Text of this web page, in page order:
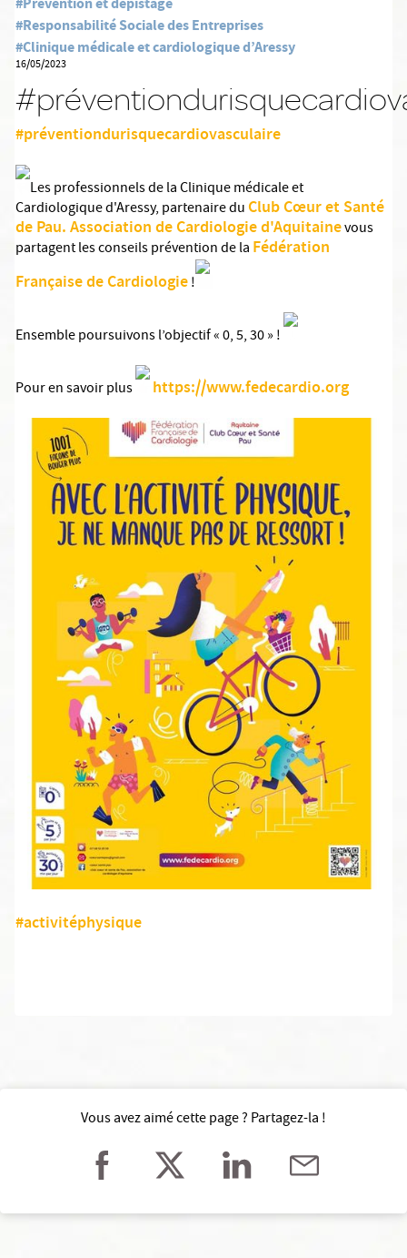
#Responsabilité Sociale des Entreprises
#Clinique médicale et cardiologique d’Aressy
16/05/2023
#préventiondurisquecardiovasculaire
Les professionnels de la Clinique médicale et
Cardiologique d'Aressy, partenaire du Club Cœur et Santé
de Pau. Association de Cardiologie d'Aquitainevous
partagent les conseils prévention de la Fédération
Française de Cardiologie!
Ensemble poursuivons l’objectif « 0, 5, 30 » !
Pour en savoir plus https://www.fedecardio.org
#activitéphysique
Vous avez aimé cette page ? Partagez-la !